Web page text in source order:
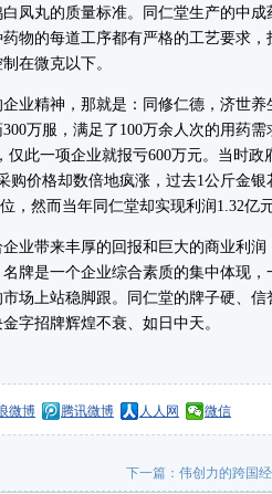
凤丸的质量标准。同仁堂生产的中成
物的每道工序都有严格的工艺要求
在微克以下。
精神，那就是：同修仁德，济世养
万服，满足了100万余人次的用药
仅此一项企业就报亏600万元。当时
购价格却数倍地疯涨，过去1公斤金
，然而当年同仁堂却实现利润1.32亿元
带来丰厚的回报和巨大的商业利润
牌是一个企业综合素质的集中体现
场上站稳脚跟。同仁堂的牌子硬、
字招牌辉煌不衰、如日中天。
微博 腾讯微博 人人网 微信
下一篇： 伟创力的跨国